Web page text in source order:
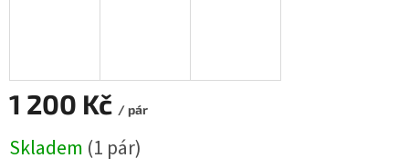
1 200 Kč / pár
cena:
Skladem (1 pár)